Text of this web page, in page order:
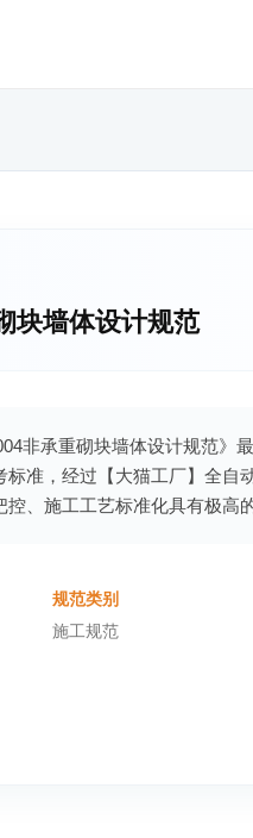
块墙体设计规范
非承重砌块墙体设计规范》
标准，经过【大猫工厂】全自
、施工工艺标准化具有极高
规范类别
施工规范